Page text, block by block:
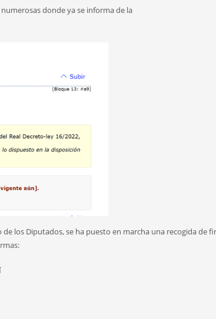
donde ya se informa de la
los Diputados, se ha puesto en marcha una recogida de